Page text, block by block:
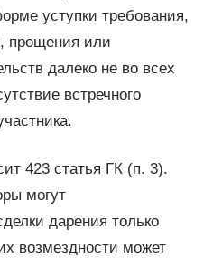
уступки требования,
прощения или
далеко не во всех
встречного
423 статья ГК (п. 3).
могут
дарения только
возмездности может